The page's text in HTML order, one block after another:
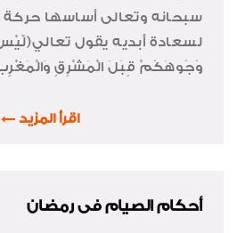
سبحانه وتعالى أساسها
لسعادة أبديه يقول تعالي(لّيْسَ
وُجُوهَكُمْ قِبَلَ الْمَشْرِقِ
اقرأ المزيد
أحكام الصيام فى رمضان